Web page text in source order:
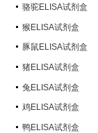
骆驼ELISA试剂盒
猴ELISA试剂盒
豚鼠ELISA试剂盒
猪ELISA试剂盒
兔ELISA试剂盒
鸡ELISA试剂盒
鸭ELISA试剂盒